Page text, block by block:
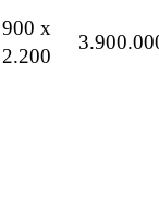
900 x
2.200